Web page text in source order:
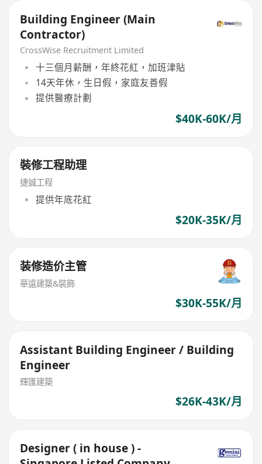
Building Engineer (Main
Contractor)
CrossWise Recruitment Limited
十三個月薪酬，年終花紅，加班津貼
14天年休，生日假，家庭友善假
提供醫療計劃
$40K-60K/月
裝修工程助理
捷誠工程
提供年底花紅
$20K-35K/月
装修造价主管
華遠建築&裝飾
$30K-55K/月
Assistant Building Engineer / Building
Engineer
輝匯建築
$26K-43K/月
Designer ( in house ) -